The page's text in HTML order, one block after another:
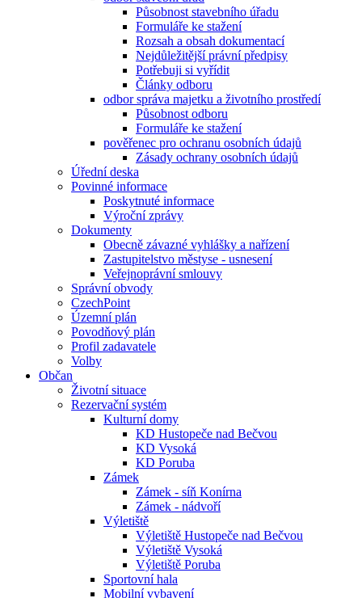
Působnost stavebního úřadu
Formuláře ke stažení
Rozsah a obsah dokumentací
Nejdůležitější právní předpisy
Potřebuji si vyřídit
Články odboru
odbor správa majetku a životního prostředí
Působnost odboru
Formuláře ke stažení
pověřenec pro ochranu osobních údajů
Zásady ochrany osobních údajů
Úřední deska
Povinné informace
Poskytnuté informace
Výroční zprávy
Dokumenty
Obecně závazné vyhlášky a nařízení
Zastupitelstvo městyse - usnesení
Veřejnoprávní smlouvy
Správní obvody
CzechPoint
Územní plán
Povodňový plán
Profil zadavatele
Volby
Občan
Životní situace
Rezervační systém
Kulturní domy
KD Hustopeče nad Bečvou
KD Vysoká
KD Poruba
Zámek
Zámek - síň Konírna
Zámek - nádvoří
Výletiště
Výletiště Hustopeče nad Bečvou
Výletiště Vysoká
Výletiště Poruba
Sportovní hala
Mobilní vybavení